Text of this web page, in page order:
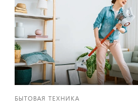
БЫТОВАЯ ТЕХНИКА